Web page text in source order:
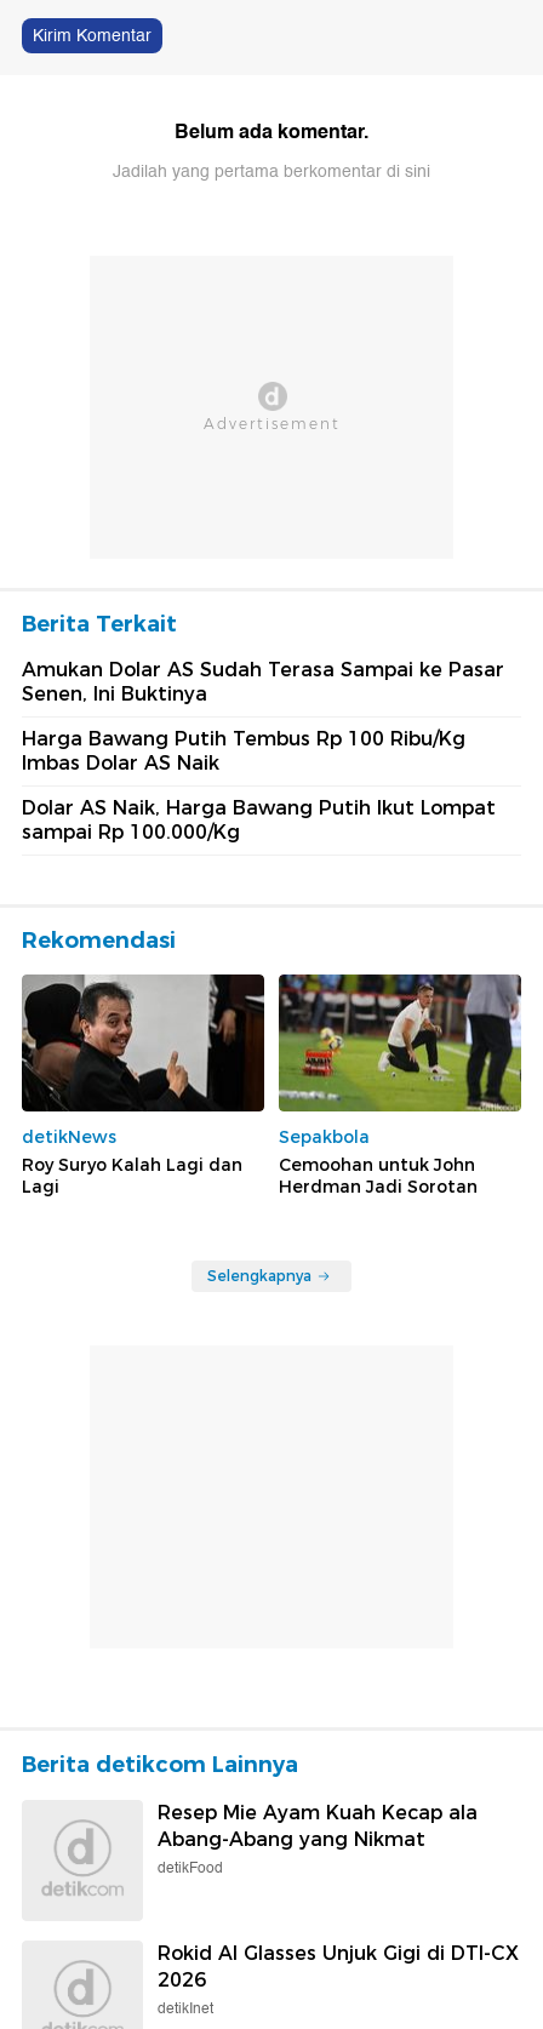
Kirim Komentar
Belum ada komentar.
Jadilah yang pertama berkomentar di sini
Berita Terkait
Amukan Dolar AS Sudah Terasa Sampai ke Pasar
Senen, Ini Buktinya
Harga Bawang Putih Tembus Rp 100 Ribu/Kg
Imbas Dolar AS Naik
Dolar AS Naik, Harga Bawang Putih Ikut Lompat
sampai Rp 100.000/Kg
Rekomendasi
detikNews
Roy Suryo Kalah Lagi dan
Lagi
Sepakbola
Cemoohan untuk John
Herdman Jadi Sorotan
Selengkapnya
Berita detikcom Lainnya
Resep Mie Ayam Kuah Kecap ala
Abang-Abang yang Nikmat
detikFood
Rokid AI Glasses Unjuk Gigi di DTI-CX
2026
detikInet